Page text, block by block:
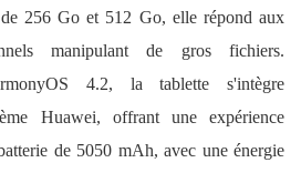
256 Go et 512 Go, elle répond aux
manipulant de gros fichiers.
4.2, la tablette s'intègre
Huawei, offrant une expérience
de 5050 mAh, avec une énergie